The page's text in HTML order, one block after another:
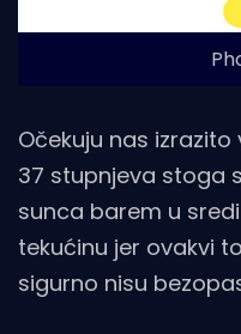
Očekuju nas
37 stupnjeva stoga
sunca barem u
tekućinu jer ovakvi
sigurno nisu